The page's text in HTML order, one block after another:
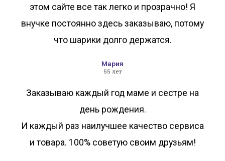
этом сайте все так легко и прозрачно! Я
внучке постоянно здесь заказываю, потому
что шарики долго держатся.
Мария
55 лет
Заказываю каждый год маме и сестре на
день рождения.
И каждый раз наилучшее качество сервиса
и товара. 100% советую своим друзьям!